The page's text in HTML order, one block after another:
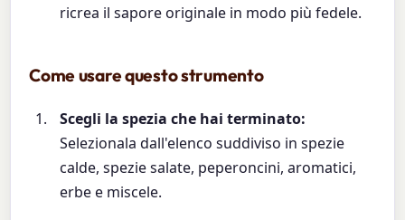
ricrea il sapore originale in modo più fedele.
Come usare questo strumento
Scegli la spezia che hai terminato:
Selezionala dall'elenco suddiviso in spezie
calde, spezie salate, peperoncini, aromatici,
erbe e miscele.